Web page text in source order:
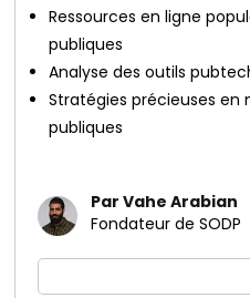
Ressources en ligne
publiques
Analyse des outils
Stratégies précieuses
publiques
Par Vahe Arabian
Fondateur de SODP